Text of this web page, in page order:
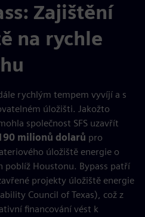
Zajištění
na rychle
rychlým tempem vyvíjí a s
úložišti. Jakožto
společnost SFS uzavřít
milionů dolarů pro
úložiště energie o
poblíž Houstonu. Bypass patří
projekty úložiště energie
Council of Texas), což z
financování vést k